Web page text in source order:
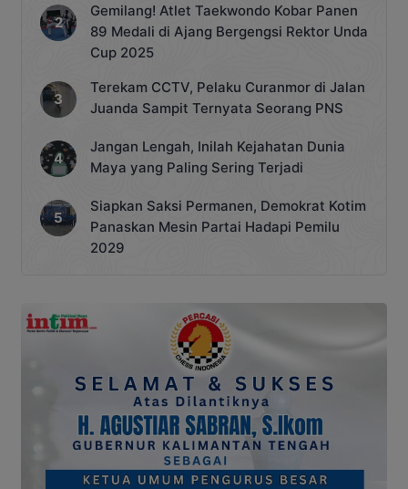
Gemilang! Atlet Taekwondo Kobar Panen
89 Medali di Ajang Bergengsi Rektor Unda
Cup 2025
Terekam CCTV, Pelaku Curanmor di Jalan
Juanda Sampit Ternyata Seorang PNS
Jangan Lengah, Inilah Kejahatan Dunia
Maya yang Paling Sering Terjadi
Siapkan Saksi Permanen, Demokrat Kotim
Panaskan Mesin Partai Hadapi Pemilu
2029